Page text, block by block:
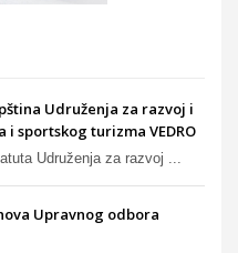
Udruženja za razvoj i
sportskog turizma VEDRO
Udruženja za razvoj ...
Upravnog odbora